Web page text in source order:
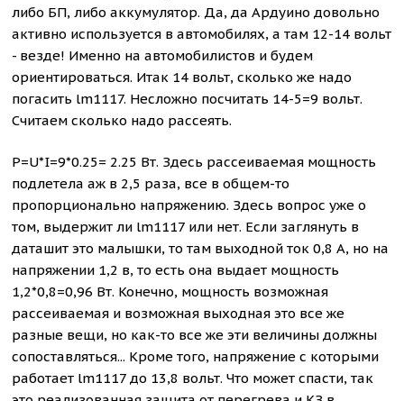
либо БП, либо аккумулятор. Да, да Ардуино довольно
активно используется в автомобилях, а там 12-14 вольт
- везде! Именно на автомобилистов и будем
ориентироваться. Итак 14 вольт, сколько же надо
погасить lm1117. Несложно посчитать 14-5=9 вольт.
Считаем сколько надо рассеять.
P=U*I=9*0.25= 2.25 Вт. Здесь рассеиваемая мощность
подлетела аж в 2,5 раза, все в общем-то
пропорционально напряжению. Здесь вопрос уже о
том, выдержит ли lm1117 или нет. Если заглянуть в
даташит это малышки, то там выходной ток 0,8 А, но на
напряжении 1,2 в, то есть она выдает мощность
1,2*0,8=0,96 Вт. Конечно, мощность возможная
рассеиваемая и возможная выходная это все же
разные вещи, но как-то все же эти величины должны
сопоставляться... Кроме того, напряжение с которыми
работает lm1117 до 13,8 вольт. Что может спасти, так